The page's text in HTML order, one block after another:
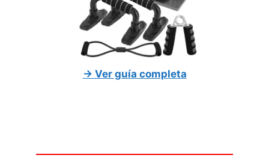
→ Ver guía completa